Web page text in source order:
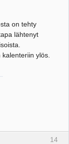
on tehty
lähtenyt
ylös.
14